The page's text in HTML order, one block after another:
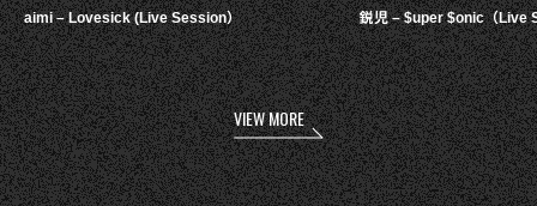
aimi – Lovesick (Live Session） 鋭児 – $uper $onic（Live
VIEW MORE